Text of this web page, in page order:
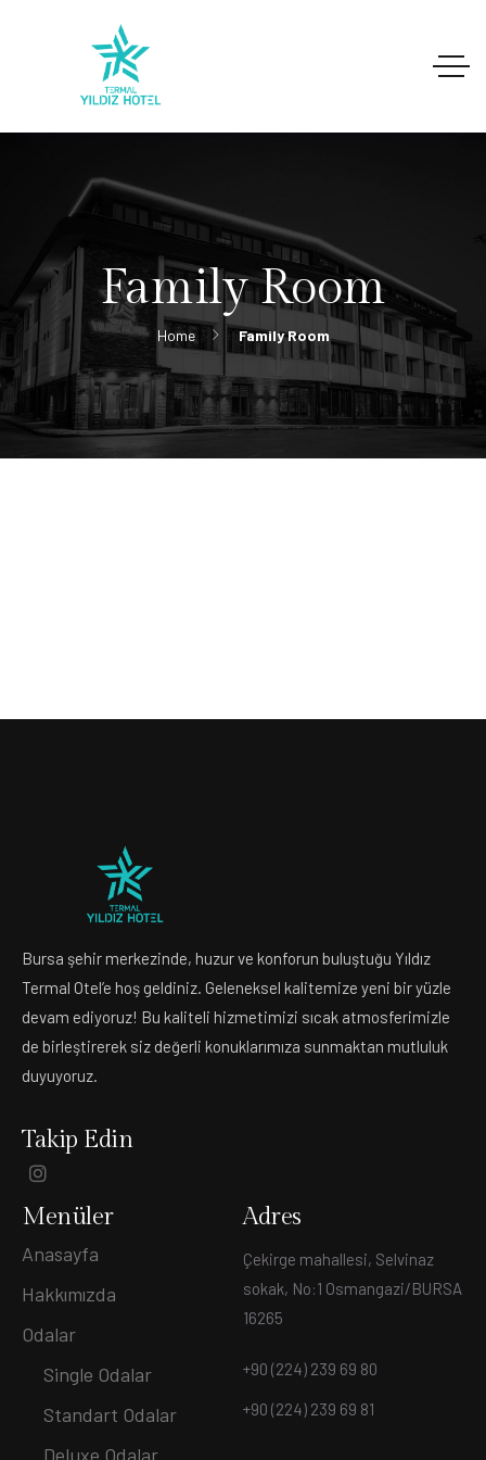
Family Room
Home Family Room
Bursa şehir merkezinde, huzur ve konforun buluştuğu Yıldız
Termal Otel’e hoş geldiniz. Geleneksel kalitemize yeni bir yüzle
devam ediyoruz! Bu kaliteli hizmetimizi sıcak atmosferimizle
de birleştirerek siz değerli konuklarımıza sunmaktan mutluluk
duyuyoruz.
Takip Edin
Menüler
Anasayfa
Hakkımızda
Odalar
Single Odalar
Standart Odalar
Deluxe Odalar
Adres
Çekirge mahallesi, Selvinaz
sokak, No:1 Osmangazi/BURSA
16265
+90 (224) 239 69 80
+90 (224) 239 69 81